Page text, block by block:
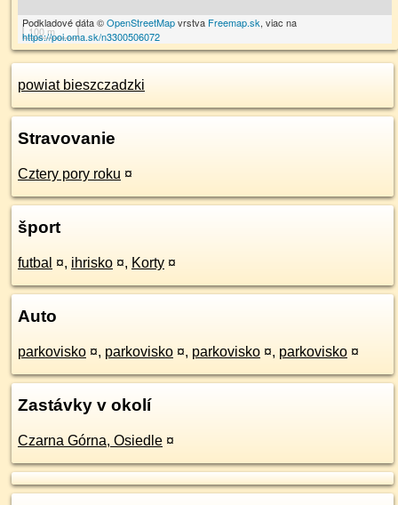
100 m
Podkladové dáta ©OpenStreetMapvrstva Freemap.sk, viac na
https://poi.oma.sk/n3300506072
powiat bieszczadzki
Stravovanie
Cztery pory roku ¤
šport
futbal ¤, ihrisko ¤, Korty ¤
Auto
parkovisko ¤, parkovisko ¤, parkovisko ¤, parkovisko ¤
Zastávky v okolí
Czarna Górna, Osiedle ¤